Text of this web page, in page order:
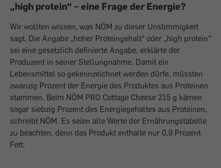
„high protein“ – eine Frage der Energie?
Wir wollten wissen, was NÖM zu dieser Unstimmigkeit
sagt. Die Angabe „hoher Proteingehalt“ oder „high protein“
sei eine gesetzlich definierte Angabe, erklärte der
Produzent in seiner Stellungnahme. Damit ein
Lebensmittel so gekennzeichnet werden dürfe, müssten
zwanzig Prozent der Energie des Produktes aus Proteinen
stammen. Beim NÖM PRO Cottage Cheese 215 g kämen
sogar siebzig Prozent des Energiegehaltes aus Proteinen,
schreibt NÖM. Es seien alle Werte der Ernährungstabelle
zu beachten, denn das Produkt enthalte nur 0,9 Prozent
Fett.